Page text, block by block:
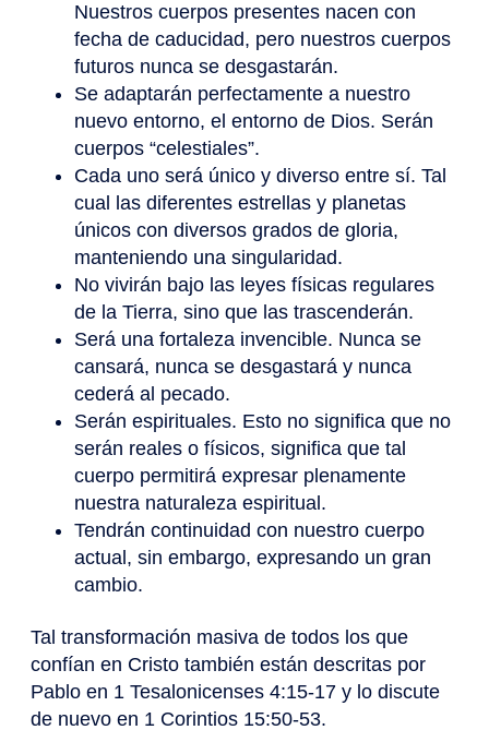
Nuestros cuerpos presentes nacen con
fecha de caducidad, pero nuestros cuerpos
futuros nunca se desgastarán.
Se adaptarán perfectamente a nuestro
nuevo entorno, el entorno de Dios. Serán
cuerpos “celestiales”.
Cada uno será único y diverso entre sí. Tal
cual las diferentes estrellas y planetas
únicos con diversos grados de gloria,
manteniendo una singularidad.
No vivirán bajo las leyes físicas regulares
de la Tierra, sino que las trascenderán.
Será una fortaleza invencible. Nunca se
cansará, nunca se desgastará y nunca
cederá al pecado.
Serán espirituales. Esto no significa que no
serán reales o físicos, significa que tal
cuerpo permitirá expresar plenamente
nuestra naturaleza espiritual.
Tendrán continuidad con nuestro cuerpo
actual, sin embargo, expresando un gran
cambio.
Tal transformación masiva de todos los que
confían en Cristo también están descritas por
Pablo en 1 Tesalonicenses 4:15-17 y lo discute
de nuevo en 1 Corintios 15:50-53.